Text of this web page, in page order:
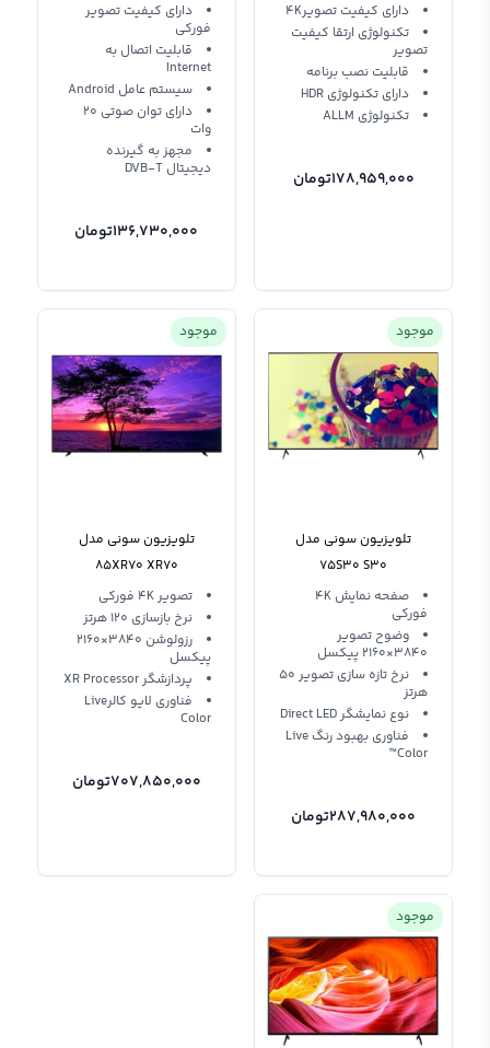
دارای کیفیت تصویر4K
تکنولوژی ارتقا کیفیت
تصویر
قابلیت نصب برنامه
دارای تکنولوژی HDR
تکنولوژی ALLM
178,959,000تومان
دارای کیفیت تصویر
فورکی
قابلیت اتصال به
Internet
سیستم عامل Android
دارای توان صوتی 20
وات
مجهز به گیرنده
دیجیتال DVB-T
136,730,000تومان
موجود
تلویزیون سونی مدل
75S30 S30
صفحه‌ نمایش 4K
فورکی
وضوح تصویر
3840×2160 پیکسل
نرخ تازه‌ سازی تصویر 50
هرتز
نوع نمایشگر Direct LED
فناوری بهبود رنگ Live
Color™
287,980,000تومان
موجود
تلویزیون سونی مدل
85XR70 XR70
تصویر 4K فورکی
نرخ بازسازی 120 هرتز
رزولوشن 3840×2160
پیکسل
پردازشگر XR Processor
فناوری لایو کالرLive
Color
707,850,000تومان
موجود